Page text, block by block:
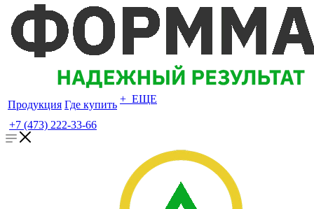
Продукция Где купить + ЕЩЕ
+7 (473) 222-33-66